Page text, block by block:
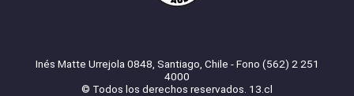
Inés Matte Urrejola 0848, Santiago, Chile - Fono (562) 2 251
4000
© Todos los derechos reservados. 13.cl